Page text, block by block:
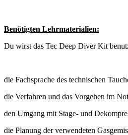
Benötigten Lehrmaterialien:
Du wirst das Tec Deep Diver Kit
die Fachsprache des technischen
die Verfahren und das Vorgehen im
den Umgang mit Stage- und
die Planung der verwendeten